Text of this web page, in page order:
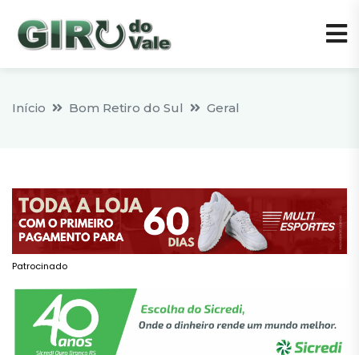
Início Bom Retiro do Sul Geral
Patrocinado